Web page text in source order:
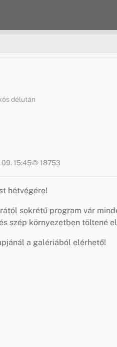
délután
09. 15:45 18753
hétvégére!
sokrétű program vár
szép környezetben töltené
a galériából elérhető!